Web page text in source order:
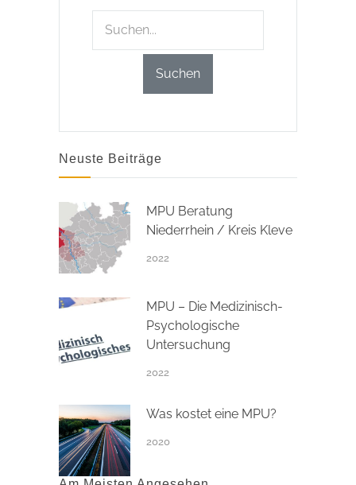
Neuste Beiträge
MPU Beratung
Niederrhein / Kreis Kleve
2022
MPU – Die Medizinisch-
Psychologische
Untersuchung
2022
Was kostet eine MPU?
2020